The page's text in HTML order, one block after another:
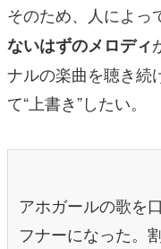
そのため、人によっ
ないはずのメロディ
ナルの楽曲を聴き続
て“上書き”したい。
アホガールの歌を
フナーになった。